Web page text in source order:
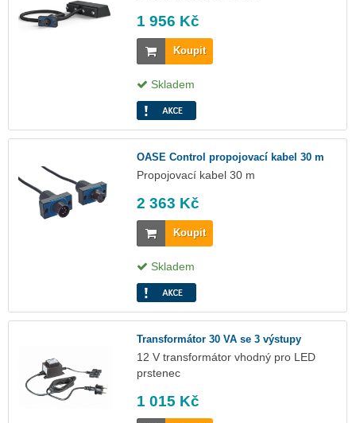
1 956 Kč
Koupit
Skladem
OASE Control propojovací kabel 30 m
Propojovací kabel 30 m
2 363 Kč
Koupit
Skladem
Transformátor 30 VA se 3 výstupy
12 V transformátor vhodný pro LED
prstenec
1 015 Kč